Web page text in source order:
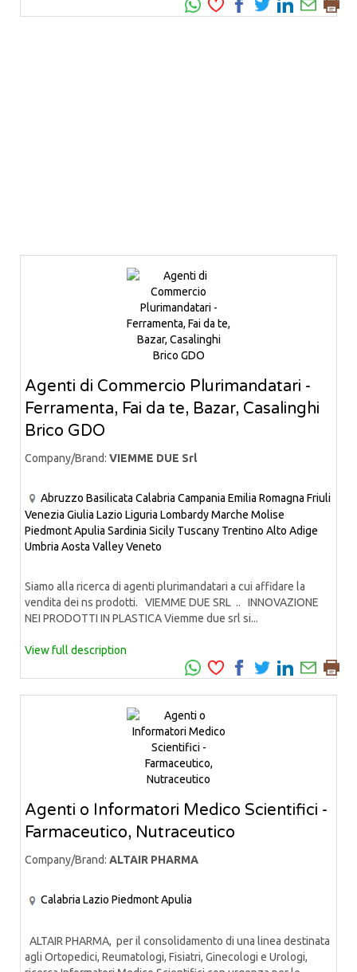
Agenti di Commercio Plurimandatari -
Ferramenta, Fai da te, Bazar, Casalinghi
Brico GDO
Company/Brand: VIEMME DUE Srl
Abruzzo Basilicata Calabria Campania Emilia Romagna Friuli
Venezia Giulia Lazio Liguria LombardyMarche Molise
PiedmontApulia Sardinia Sicily Tuscany Trentino Alto Adige
Umbria Aosta ValleyVeneto
Siamo alla ricerca di agenti plurimandatari a cui affidare la
vendita dei ns prodotti. VIEMME DUE SRL .. INNOVAZIONE
NEI PRODOTTI IN PLASTICA Viemme due srl si...
View full description
Agenti o Informatori Medico Scientifici -
Farmaceutico, Nutraceutico
Company/Brand: ALTAIR PHARMA
Calabria Lazio PiedmontApulia
ALTAIR PHARMA, per il consolidamento di una linea destinata
agli Ortopedici, Reumatologi, Fisiatri, Ginecologi e Urologi,